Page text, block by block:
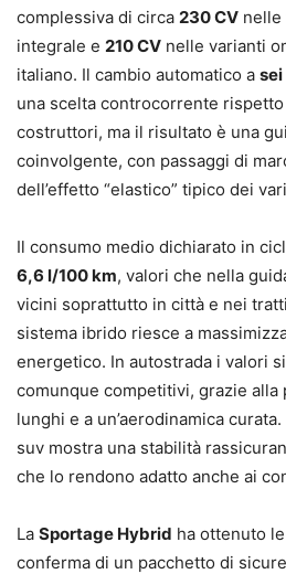
complessiva di circa 230 CV nelle
integrale e 210 CV nelle varianti
italiano. Il cambio automatico a
una scelta controcorrente
costruttori, ma il risultato è una
coinvolgente, con passaggi di
dell’effetto “elastico” tipico dei
Il consumo medio dichiarato in
6,6 l/100 km, valori che nella
vicini soprattutto in città e nei
sistema ibrido riesce a
energetico. In autostrada i valori
comunque competitivi, grazie alla
lunghi e a un’aerodinamica
suv mostra una stabilità
che lo rendono adatto anche ai
La Sportage Hybrid ha ottenuto le
conferma di un pacchetto di